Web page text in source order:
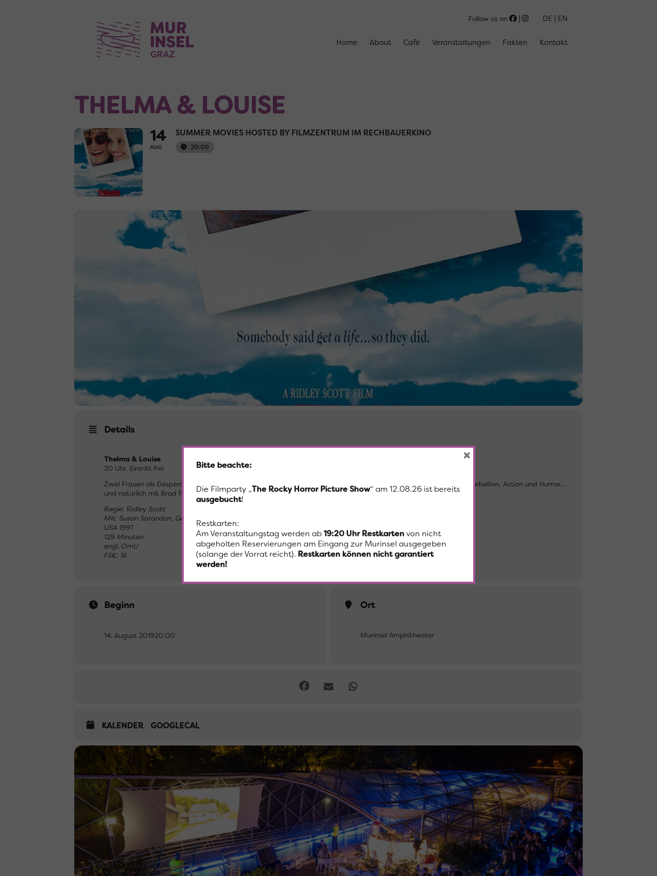
Follow us on DE EN
Home About Café Veranstaltungen Fakten Kontakt
THELMA & LOUISE
14
AUG
SUMMER MOVIES HOSTED BY FILMZENTRUM IM RECHBAUERKINO
20:00
Details
Thelma & Louise
20 Uhr, Eintritt frei
Zwei Frauen als Desperados in Ridley Scott’s brillant inszeniertem Road-Movie-Klassiker zwischen Sehnsucht und Rebellion, Action und Humor…
und natürlich mit Brad Pitt.
Regie: Ridley Scott
Mit: Susan Sarandon, Geena Davis, Brad Pitt, Harvey Keitel, Michael Madsen
USA 1991
129 Minuten
engl. OmU
FSK: 16
Beginn
14. August 201920:00
Ort
Murinsel Amphitheater
KALENDER GOOGLECAL
Bitte beachte:
Die Filmparty „The Rocky Horror Picture Show“ am 12.08.26 ist bereits
ausgebucht!
Restkarten:
Am Veranstaltungstag werden ab19:20 UhrRestkartenvon nicht
abgeholten Reservierungen am Eingang zur Murinsel ausgegeben
(solange der Vorrat reicht). Restkarten können nicht garantiert
werden!
×